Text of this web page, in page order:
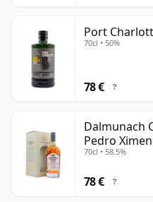
Port
70cl • 50%
78 € ?
Dalmunach
Pedro
70cl • 58.5%
78 € ?